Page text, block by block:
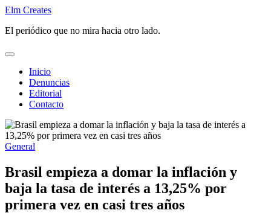
Saltar
contenido
Elm Creates
El periódico que no mira hacia otro lado.
Inicio
Denuncias
Editorial
Contacto
Publicado
General
Brasil empieza a domar la inflación y
baja la tasa de interés a 13,25% por
primera vez en casi tres años